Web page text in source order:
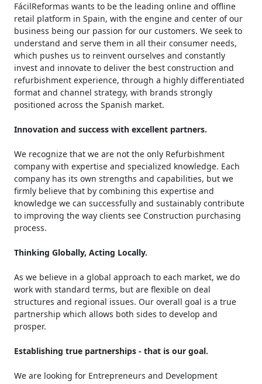
FácilReformas wants to be the leading online and offline
retail platform in Spain, with the engine and center of our
business being our passion for our customers. We seek to
understand and serve them in all their consumer needs,
which pushes us to reinvent ourselves and constantly
invest and innovate to deliver the best construction and
refurbishment experience, through a highly differentiated
format and channel strategy, with brands strongly
positioned across the Spanish market.
Innovation and success with excellent partners.
We recognize that we are not the only Refurbishment
company with expertise and specialized knowledge. Each
company has its own strengths and capabilities, but we
firmly believe that by combining this expertise and
knowledge we can successfully and sustainably contribute
to improving the way clients see Construction purchasing
process.
Thinking Globally, Acting Locally.
As we believe in a global approach to each market, we do
work with standard terms, but are flexible on deal
structures and regional issues. Our overall goal is a true
partnership which allows both sides to develop and
prosper.
Establishing true partnerships - that is our goal.
We are looking for Entrepreneurs and Development